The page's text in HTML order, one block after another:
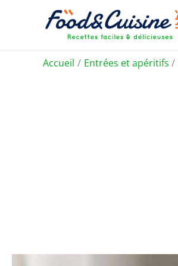
Accueil Entrées et apéritifs